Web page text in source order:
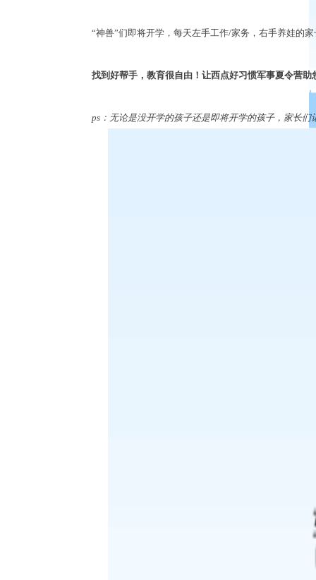
“神兽”们即将开学，每天左手工作/家务，右手养娃的
找到好帮手，教育很自由！让西点好习惯军事夏令营
ps ：无论是没开学的孩子还是即将开学的孩子，家长